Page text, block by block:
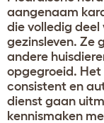
aangenaam
die volledig
gezinsleven. Ze
andere
opgegroeid.
consistent en
dienst gaan
kennismaken